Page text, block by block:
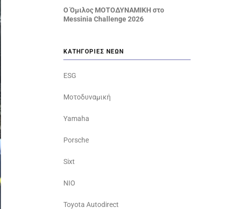
Ο Όμιλος ΜΟΤΟΔΥΝΑΜΙΚΗ στο
Messinia Challenge 2026
ΚΑΤΗΓΟΡΊΕΣ ΝΈΩΝ
ESG
Μοτοδυναμική
Yamaha
Porsche
Sixt
NIO
Toyota Autodirect